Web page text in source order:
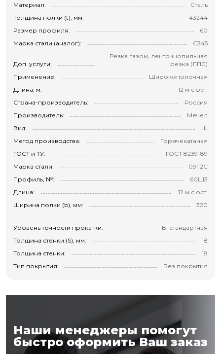
Материал:
Сталь
Толщина полки (t), мм:
43244
Размер профиля:
60
Марка стали (аналог):
С345
Доп. услуги:
Резка газом, ленточнопильная
резка (ЛПС)
Применение:
Широкополочная
Длина, м:
12 м с ост.
Страна-производитель:
Россия
Производитель:
Мечел
Вид:
Ш
Метод производства:
Горячекатаная
ГОСТ и ТУ:
ГОСТ 8239-89
Марка стали:
09Г2С
Профиль, №:
60Ш3
Длина:
12 м с ост.
Ширина полки (b), мм:
320
Уровень точности прокатки:
В: стандартная
Толщина стенки (S), мм:
18
Толщина стенки:
18
Тип покрытия:
Без покрытия
Наши менеджеры помогут
быстро оформить Ваш заказ